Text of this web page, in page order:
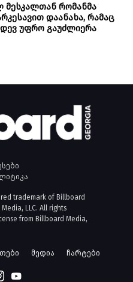
მესკალთან რომანმა
დაანახა, რამაც
უფრო გაუძლიერა
trademark of Billboard
LLC. All rights
from Billboard Media,
მედია ჩარტები